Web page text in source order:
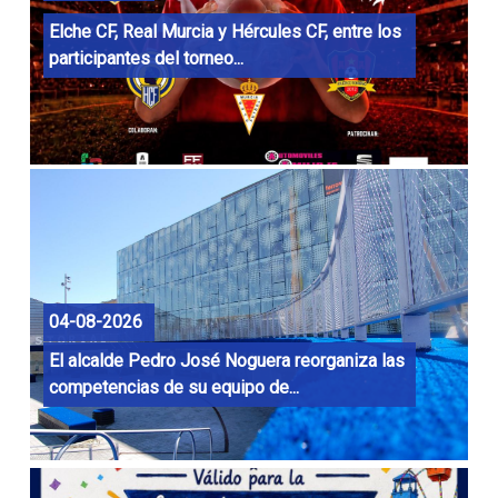
Elche CF, Real Murcia y Hércules CF, entre los
participantes del torneo...
El alcalde Pedro José Noguera reorganiza las
competencias de su equipo de...
04-08-2026